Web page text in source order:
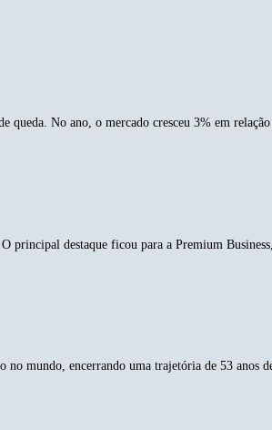
queda. No ano, o mercado cresceu 3% em
principal destaque ficou para a Premium
mundo, encerrando uma trajetória de 53 anos